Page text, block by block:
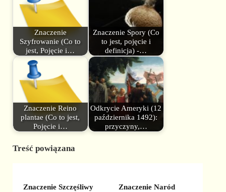
Znaczenie
Szyfrowanie (Co to
jest, Pojęcie i…
Znaczenie Spory (Co
to jest, pojęcie i
definicja) -…
Znaczenie Reino
plantae (Co to jest,
Pojęcie i…
Odkrycie Ameryki (12
października 1492):
przyczyny,…
Treść powiązana
Znaczenie Szczęśliwy
Znaczenie Naród